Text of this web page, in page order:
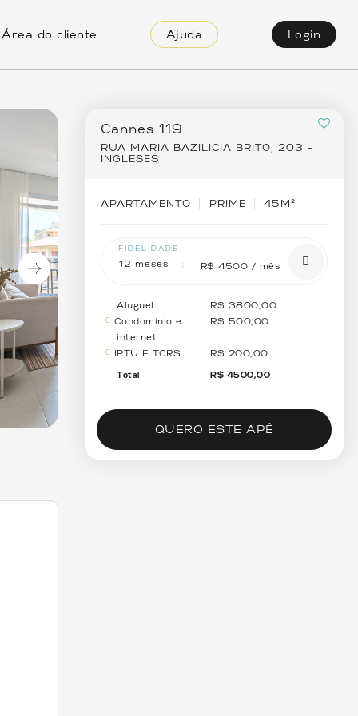
Área do cliente Ajuda Login
Cannes 119
RUA MARIA BAZILICIA BRITO, 203 -
INGLESES
APARTAMENTO PRIME 45M²
FIDELIDADE
12 meses R$ 4500 / mês
Aluguel R$ 3800,00
Condomínio e
internet
R$ 500,00
IPTU E TCRS R$ 200,00
Total
R$ 4500,00
QUERO ESTE APÊ